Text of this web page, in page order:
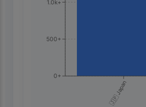
🇯🇵 Japan
0+
500+
1.0k+